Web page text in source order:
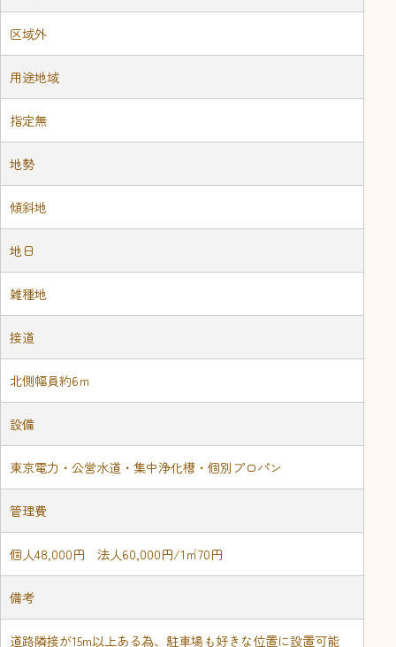
区域外
用途地域
指定無
地勢
傾斜地
地日
雑種地
接道
北側幅員約6ｍ
設備
東京電力・公営水道・集中浄化槽・個別プロパン
管理費
個人48,000円 法人60,000円/1㎡70円
備考
道路隣接が15m以上ある為、駐車場も好きな位置に設置可能